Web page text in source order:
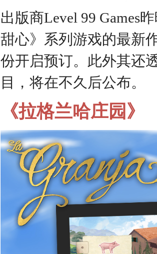
出版商Level 99 Games
甜心》系列游戏的最新
份开启预订。此外其还
目，将在不久后公布。
《拉格兰哈庄园》